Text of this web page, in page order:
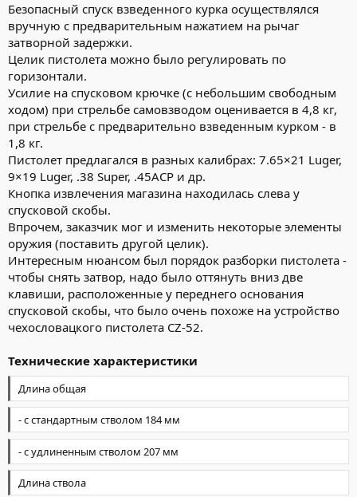
Безопасный спуск взведенного курка осуществлялся
вручную с предварительным нажатием на рычаг
затворной задержки.
Целик пистолета можно было регулировать по
горизонтали.
Усилие на спусковом крючке (с небольшим свободным
ходом) при стрельбе самовзводом оценивается в 4,8 кг,
при стрельбе с предварительно взведенным курком - в
1,8 кг.
Пистолет предлагался в разных калибрах: 7.65×21 Luger,
9×19 Luger, .38 Super, .45ACP и др.
Кнопка извлечения магазина находилась слева у
спусковой скобы.
Впрочем, заказчик мог и изменить некоторые элементы
оружия (поставить другой целик).
Интересным нюансом был порядок разборки пистолета -
чтобы снять затвор, надо было оттянуть вниз две
клавиши, расположенные у переднего основания
спусковой скобы, что было очень похоже на устройство
чехословацкого пистолета CZ-52.
Технические характеристики
Длина общая
- с стандартным стволом 184 мм
- с удлиненным стволом 207 мм
Длина ствола